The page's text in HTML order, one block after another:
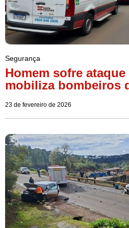
Segurança
Homem sofre
mobiliza bombeiros
23 de fevereiro de 2026